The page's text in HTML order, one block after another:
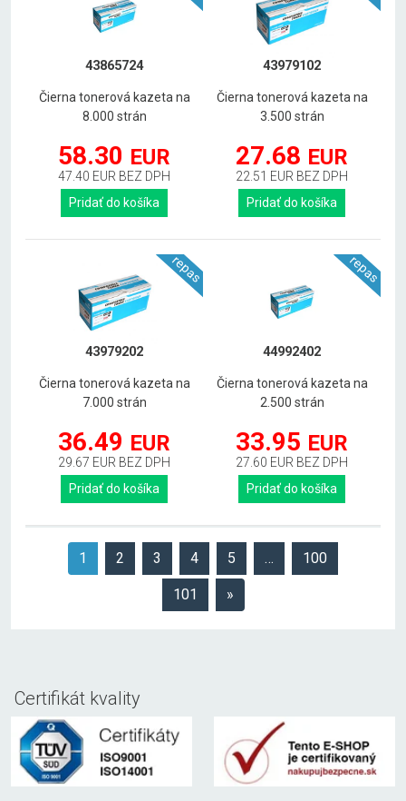
43865724
Čierna tonerová kazeta na
8.000 strán
58.30 EUR
47.40 EUR BEZ DPH
Pridať do košíka
43979102
Čierna tonerová kazeta na
3.500 strán
27.68 EUR
22.51 EUR BEZ DPH
Pridať do košíka
repas
43979202
Čierna tonerová kazeta na
7.000 strán
36.49 EUR
29.67 EUR BEZ DPH
Pridať do košíka
repas
44992402
Čierna tonerová kazeta na
2.500 strán
33.95 EUR
27.60 EUR BEZ DPH
Pridať do košíka
1 2 3 4 5 … 100
101 »
Certifikát kvality